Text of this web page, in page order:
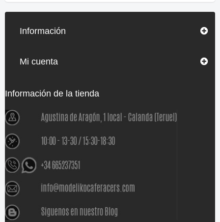
Información
Mi cuenta
Información de la tienda